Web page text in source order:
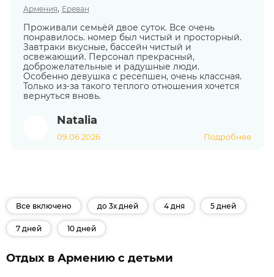
Армения, Ереван
Проживали семьёй двое суток. Все очень
понравилось. номер был чистый и просторный.
Завтраки вкусные, бассейн чистый и
освежающий. Персонал прекрасный,
доброжелательные и радушные люди.
Особенно девушка с ресепшен, очень классная.
Только из-за такого теплого отношения хочется
вернуться вновь.
Natalia
09.06.2026 Подробнее
Все включено до 3х дней 4 дня 5 дней
7 дней 10 дней
Отдых в Армению с детьми